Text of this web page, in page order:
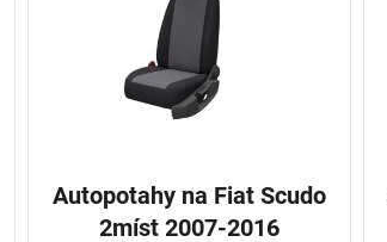
Autopotahy na Fiat Scudo
2míst 2007-2016